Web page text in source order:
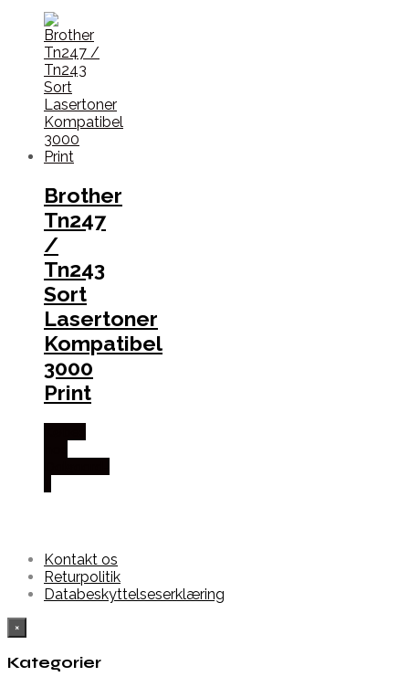
Brother
Tn247
/
Tn243
Sort
Lasertoner
Kompatibel
3000
Print
Kontakt os
Returpolitik
Databeskyttelseserklæring
×
Kategorier